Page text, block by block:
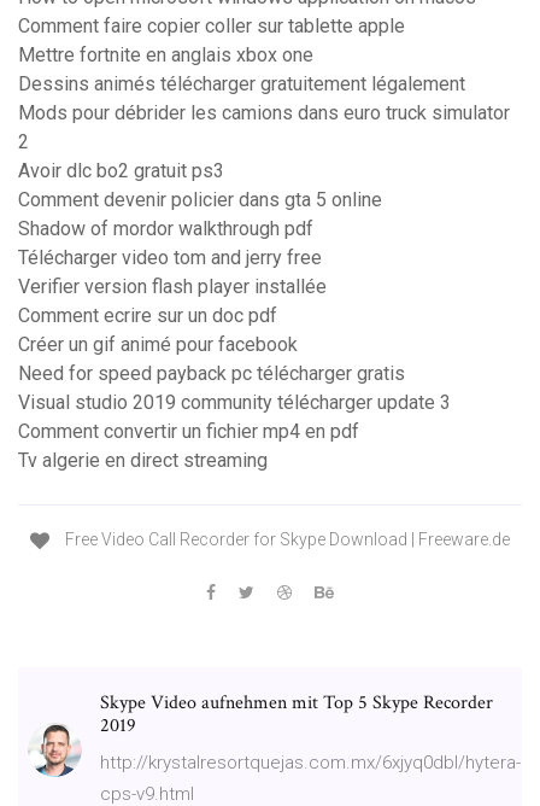
Comment faire copier coller sur tablette apple
Mettre fortnite en anglais xbox one
Dessins animés télécharger gratuitement légalement
Mods pour débrider les camions dans euro truck simulator
2
Avoir dlc bo2 gratuit ps3
Comment devenir policier dans gta 5 online
Shadow of mordor walkthrough pdf
Télécharger video tom and jerry free
Verifier version flash player installée
Comment ecrire sur un doc pdf
Créer un gif animé pour facebook
Need for speed payback pc télécharger gratis
Visual studio 2019 community télécharger update 3
Comment convertir un fichier mp4 en pdf
Tv algerie en direct streaming
Free Video Call Recorder for Skype Download | Freeware.de
Skype Video aufnehmen mit Top 5 Skype Recorder
2019
http://krystalresortquejas.com.mx/6xjyq0dbl/hytera-
cps-v9.html